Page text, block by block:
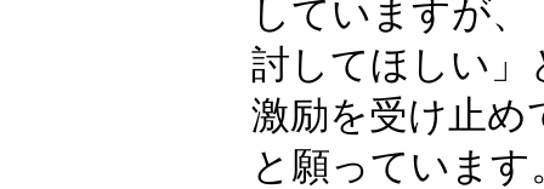
していますが、
討してほしい」
激励を受け止め
と願っていま